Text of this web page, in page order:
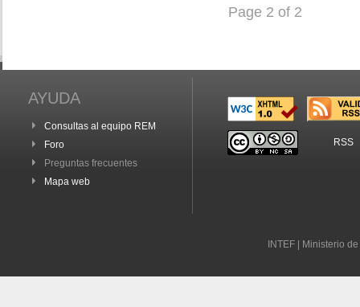
Page 2 of 2
AYUDA
Consultas al equipo REM
Foro
Preguntas frecuentes
Mapa web
RSS
INTEF | Ministerio